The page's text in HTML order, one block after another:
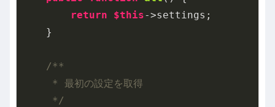
return
$this->settings;
    }
/**
     * 最初の設定を取得
     */